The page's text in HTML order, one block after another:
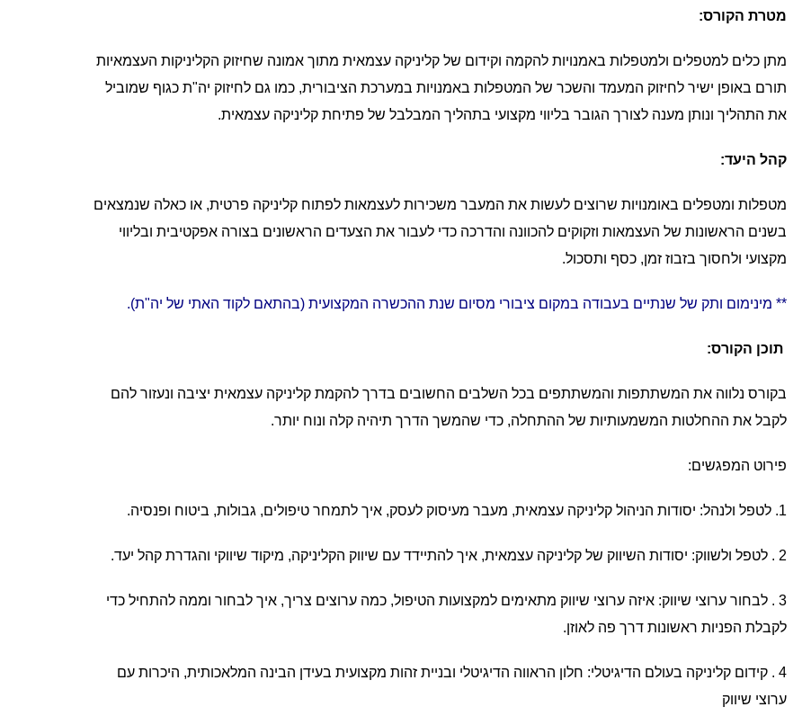
מטרת הקורס:
מתן כלים למטפלים ולמטפלות באמנויות להקמה וקידום של קליניקה עצמאית מתוך אמונה שחיזוק הקליניקות העצמאיות
תורם באופן ישיר לחיזוק המעמד והשכר של המטפלות באמנויות במערכת הציבורית, כמו גם לחיזוק יה"ת כגוף שמוביל
את התהליך ונותן מענה לצורך הגובר בליווי מקצועי בתהליך המבלבל של פתיחת קליניקה עצמאית.
קהל היעד:
מטפלות ומטפלים באומנויות שרוצים לעשות את המעבר משכירות לעצמאות לפתוח קליניקה פרטית, או כאלה שנמצאים
בשנים הראשונות של העצמאות וזקוקים להכוונה והדרכה כדי לעבור את הצעדים הראשונים בצורה אפקטיבית ובליווי
מקצועי ולחסוך בזבוז זמן, כסף ותסכול.
** מינימום ותק של שנתיים בעבודה במקום ציבורי מסיום שנת ההכשרה המקצועית (בהתאם לקוד האתי של יה"ת).
תוכן הקורס:
בקורס נלווה את המשתתפות והמשתתפים בכל השלבים החשובים בדרך להקמת קליניקה עצמאית יציבה ונעזור להם
לקבל את ההחלטות המשמעותיות של ההתחלה, כדי שהמשך הדרך תיהיה קלה ונוח יותר.
פירוט המפגשים:
1. לטפל ולנהל: יסודות הניהול קליניקה עצמאית, מעבר מעיסוק לעסק, איך לתמחר טיפולים, גבולות, ביטוח ופנסיה.
2 . לטפל ולשווק: יסודות השיווק של קליניקה עצמאית, איך להתיידד עם שיווק הקליניקה, מיקוד שיווקי והגדרת קהל יעד.
3 . לבחור ערוצי שיווק: איזה ערוצי שיווק מתאימים למקצועות הטיפול, כמה ערוצים צריך, איך לבחור וממה להתחיל כדי
לקבלת הפניות ראשונות דרך פה לאוזן.
4 . קידום קליניקה בעולם הדיגיטלי: חלון הראווה הדיגיטלי ובניית זהות מקצועית בעידן הבינה המלאכותית, היכרות עם
ערוצי שיווק